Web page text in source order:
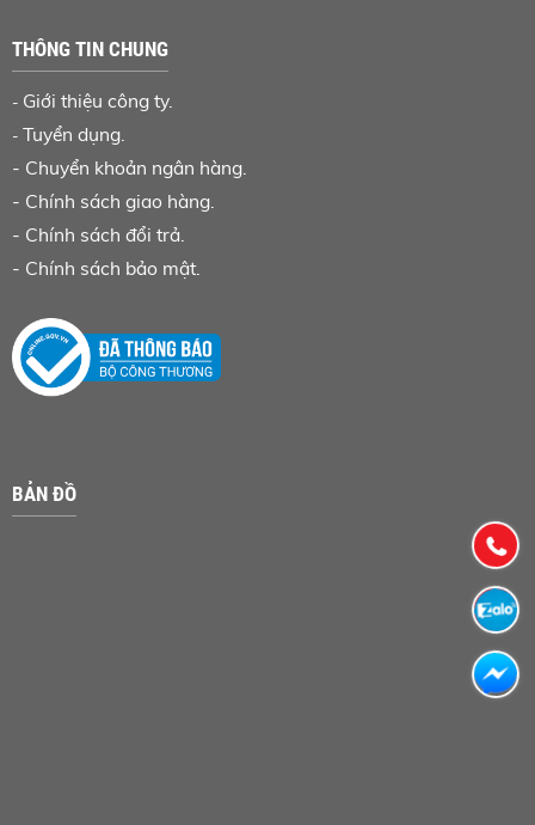
THÔNG TIN CHUNG
- Giới thiệu công ty.
- Tuyển dụng.
- Chuyển khoản ngân hàng
- Chính sách giao hàng.
- Chính sách đổi trả.
- Chính sách bảo mật.
BẢN ĐỒ